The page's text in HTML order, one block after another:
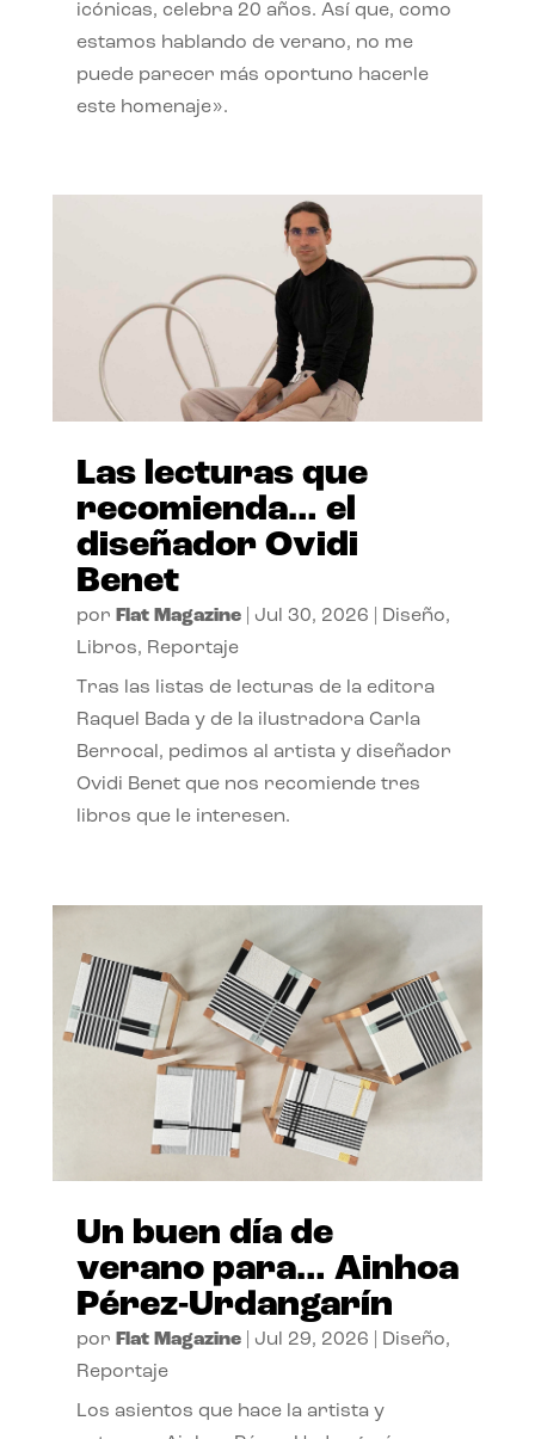
icónicas, celebra 20 años. Así que, como
estamos hablando de verano, no me
puede parecer más oportuno hacerle
este homenaje».
Las lecturas que
recomienda… el
diseñador Ovidi
Benet
por Flat Magazine| Jul 30, 2026 Diseño,
Libros, Reportaje
Tras las listas de lecturas de la editora
Raquel Bada y de la ilustradora Carla
Berrocal, pedimos al artista y diseñador
Ovidi Benet que nos recomiende tres
libros que le interesen.
Un buen día de
verano para… Ainhoa
Pérez-Urdangarín
por Flat Magazine| Jul 29, 2026 Diseño,
Reportaje
Los asientos que hace la artista y